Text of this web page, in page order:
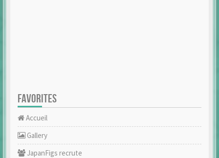
FAVORITES
Accueil
Gallery
JapanFigs recrute